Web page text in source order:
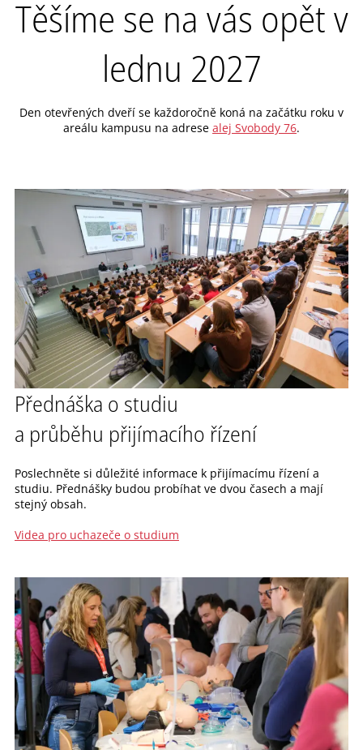
Těšíme se na vás opět v
lednu 2027
Den otevřených dveří se každoročně koná na začátku roku v
areálu kampusu na adrese alej Svobody 76.
Přednáška o studiu
a průběhu přijímacího řízení
Poslechněte si důležité informace k přijímacímu řízení a
studiu. Přednášky budou probíhat ve dvou časech a mají
stejný obsah.
Videa pro uchazeče o studium